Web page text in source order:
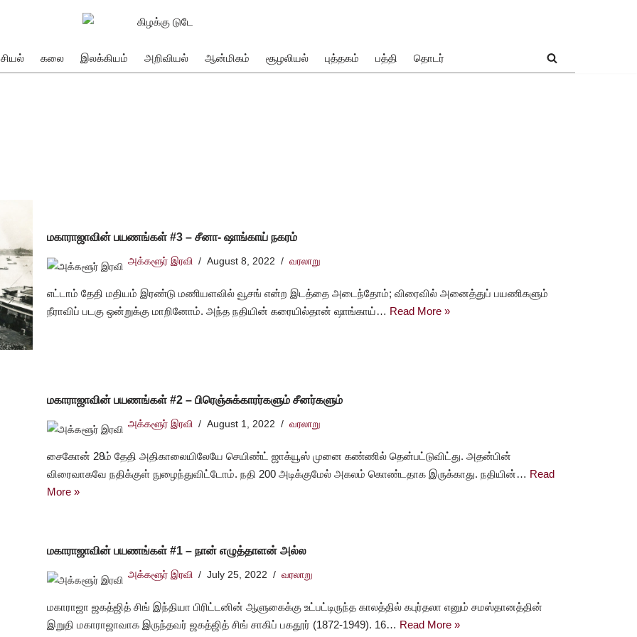
கலை இலக்கியம் அறிவியல் ஆன்மிகம் சூழலியல் புத்தகம் பத்தி தொடர்
மகாராஜாவின் பயணங்கள் #3 – சீனா- ஷாங்காய் நகரம்
அக்களூர் இரவி August 8, 2022 வரலாறு
எட்டாம் தேதி மதியம் இரண்டு மணியளவில் வூசங் என்ற இடத்தை அடைந்தோம்; விரைவில் அனைத்துப் பயணிகளும்
நீராவிப் படகு ஒன்றுக்கு மாறினோம். அந்த நதியின் கரையில்தான் ஷாங்காய்… Read More »
மகாராஜாவின் பயணங்கள் #2 – பிரெஞ்சுக்காரர்களும் சீனர்களும்
அக்களூர் இரவி August 1, 2022 வரலாறு
சைகோன் 28ம் தேதி அதிகாலையிலேயே செயிண்ட் ஜாக்யூஸ் முனை கண்ணில் தென்பட்டுவிட்து. அதன்பின்
விரைவாகவே நதிக்குள் நுழைந்துவிட்டோம். நதி 200 அடிக்குமேல் அகலம் கொண்டதாக இருக்காது. நதியின்… Read
More »
மகாராஜாவின் பயணங்கள் #1 – நான் எழுத்தாளன் அல்ல
அக்களூர் இரவி July 25, 2022 வரலாறு
மகாராஜா ஜகத்ஜித் சிங் இந்தியா பிரிட்டனின் ஆளுகைக்கு உட்பட்டிருந்த காலத்தில் கபுர்தலா எனும் சமஸ்தானத்தின்
இறுதி மகாராஜாவாக இருந்தவர் ஜகத்ஜித் சிங் சாகிப் பகதூர் (1872-1949). 16… Read More »